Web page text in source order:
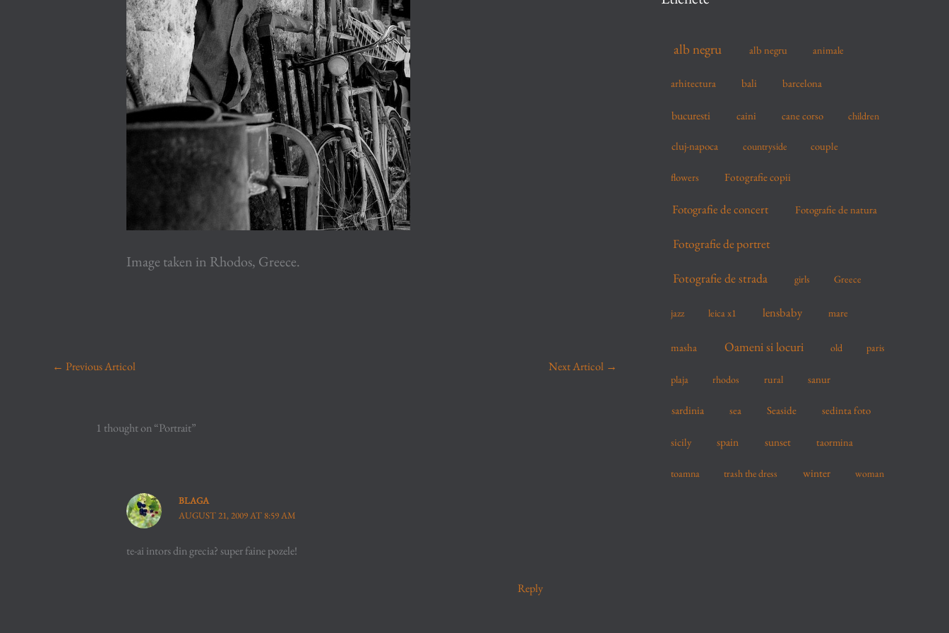
Image taken in Rhodos, Greece.
← Previous Articol Next Articol →
1 thought on “Portrait”
BLAGA
AUGUST 21, 2009 AT 8:59 AM
te-ai intors din grecia? super faine pozele!
Reply
alb negru alb negru animale
arhitectura bali barcelona
bucuresti caini cane corso children
cluj-napoca countryside couple
flowers Fotografie copii
Fotografie de concert Fotografie de natura
Fotografie de portret
Fotografie de strada girls Greece
jazz leica x1 lensbaby mare
masha Oameni si locuri old paris
plaja rhodos rural sanur
sardinia sea Seaside sedinta foto
sicily spain sunset taormina
toamna trash the dress winter woman